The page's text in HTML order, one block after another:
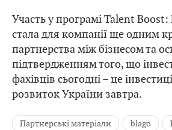
Участь у програмі Talent
стала для компанії ще одним
партнерства між бізнесом та
підтвердженням того, що
фахівців сьогодні – це
розвиток України завтра.
Партнерські матеріали blago